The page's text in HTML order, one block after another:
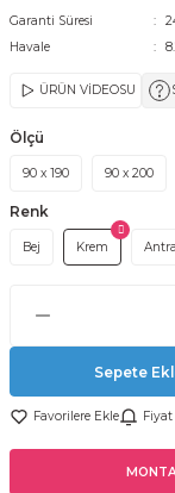
Garanti Süresi
Havale
ÜRÜN VİDEOSU
Ölçü
90 x 190 90 x 200
Renk
Bej Krem
Sepete
Fiyat